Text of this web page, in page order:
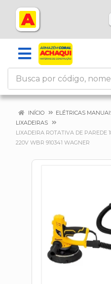
INÍCIO
ELÉTRICAS
LIXADEIRAS
LIXADEIRA ROTATIVA DE PAREDE
220V WBR 910341 WAGNER